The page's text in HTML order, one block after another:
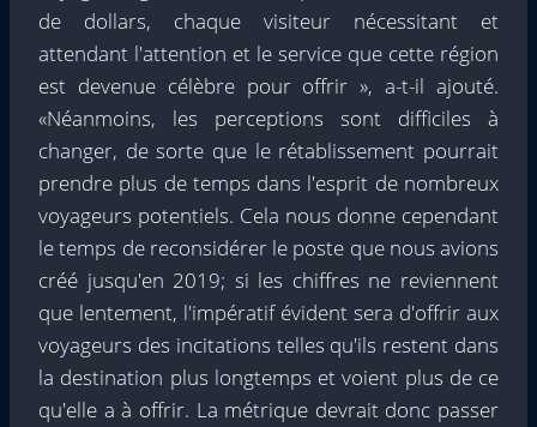
de dollars, chaque visiteur nécessitant et
attendant l'attention et le service que cette région
est devenue célèbre pour offrir », a-t-il ajouté.
«Néanmoins, les perceptions sont difficiles à
changer, de sorte que le rétablissement pourrait
prendre plus de temps dans l'esprit de nombreux
voyageurs potentiels. Cela nous donne cependant
le temps de reconsidérer le poste que nous avions
créé jusqu'en 2019; si les chiffres ne reviennent
que lentement, l'impératif évident sera d'offrir aux
voyageurs des incitations telles qu'ils restent dans
la destination plus longtemps et voient plus de ce
qu'elle a à offrir. La métrique devrait donc passer